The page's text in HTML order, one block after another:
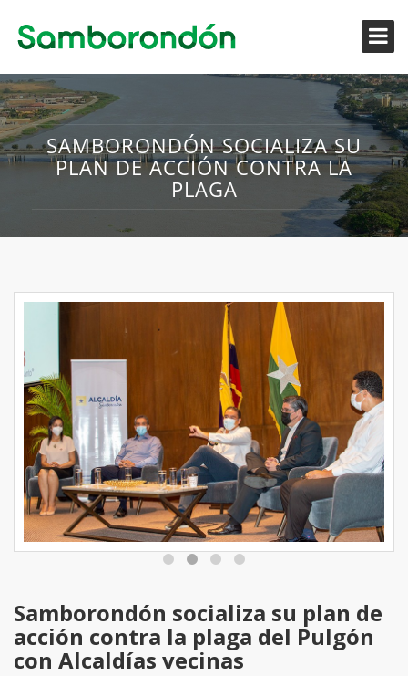
SAMBORONDÓN SOCIALIZA SU
PLAN DE ACCIÓN CONTRA LA
PLAGA
Samborondón socializa su plan de
acción contra la plaga del Pulgón
con Alcaldías vecinas